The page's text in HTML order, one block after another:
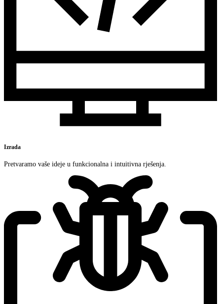
Izrada
Pretvaramo vaše ideje u funkcionalna i intuitivna rješenja.